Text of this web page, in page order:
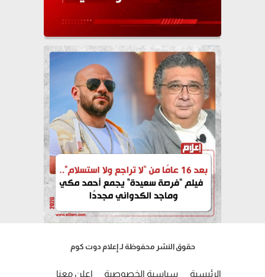
حقوق النشر محفوظة لـ إعلام دوت كوم
الرئيسية سياسية الخصوصية إعلن معنا